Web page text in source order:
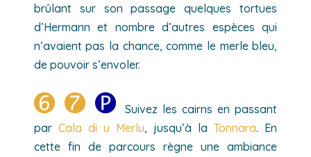
brûlant sur son passage quelques tortues
d’Hermann et nombre d’autres espèces qui
n’avaient pas la chance, comme le merle bleu,
de pouvoir s’envoler.
Suivez les cairns en passant
par Cala di u Merlu, jusqu’à laTonnara. En
cette fin de parcours règne une ambiance